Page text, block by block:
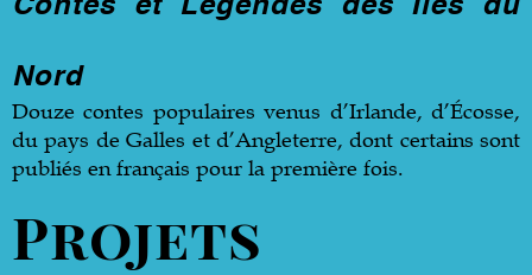
Contes et Légendes des Îles du
Nord
Douze contes populaires venus d’Irlande, d’Écosse,
du pays de Galles et d’Angleterre, dont certains sont
publiés en français pour la première fois.
Projets